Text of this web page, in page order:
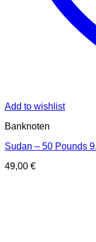
Add to wishlist
Banknoten
Sudan – 50 Pounds
49,00 €